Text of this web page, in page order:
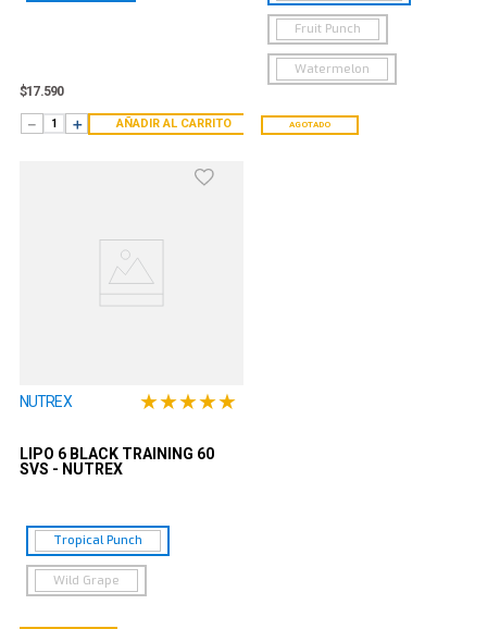
$17.590
＋
－ AÑADIR AL CARRITO
Fruit Punch
Watermelon
AGOTADO
NUTREX ★★★★★
LIPO 6 BLACK TRAINING 60
SVS - NUTREX
Tropical Punch
Wild Grape